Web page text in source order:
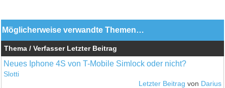
Möglicherweise verwandte Themen…
Thema / Verfasser Letzter Beitrag
Neues Iphone 4S von T-Mobile Simlock oder nicht?
Slotti
Letzter Beitrag von Darius